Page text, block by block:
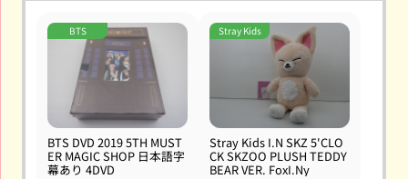
BTS
BTS DVD 2019 5TH MUST
ER MAGIC SHOP 日本語字
幕あり 4DVD
Stray Kids
Stray Kids I.N SKZ 5'CLO
CK SKZOO PLUSH TEDDY
BEAR VER. FoxI.Ny